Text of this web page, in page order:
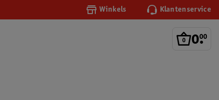
Winkels Klantenservice
0.
00